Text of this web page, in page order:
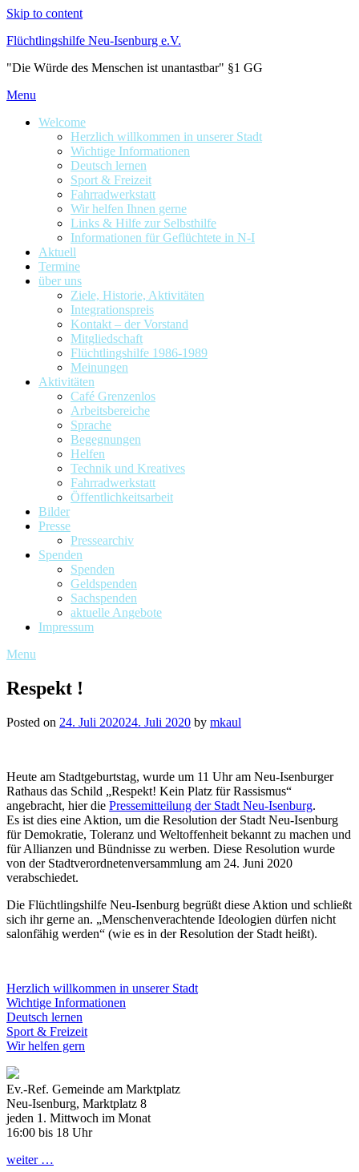
Skip to content
Flüchtlingshilfe Neu-Isenburg e.V.
"Die Würde des Menschen ist unantastbar" §1 GG
Menu
Welcome
Herzlich willkommen in unserer Stadt
Wichtige Informationen
Deutsch lernen
Sport & Freizeit
Fahrradwerkstatt
Wir helfen Ihnen gerne
Links & Hilfe zur Selbsthilfe
Informationen für Geflüchtete in N-I
Aktuell
Termine
über uns
Ziele, Historie, Aktivitäten
Integrationspreis
Kontakt – der Vorstand
Mitgliedschaft
Flüchtlingshilfe 1986-1989
Meinungen
Aktivitäten
Café Grenzenlos
Arbeitsbereiche
Sprache
Begegnungen
Helfen
Technik und Kreatives
Fahrradwerkstatt
Öffentlichkeitsarbeit
Bilder
Presse
Pressearchiv
Spenden
Spenden
Geldspenden
Sachspenden
aktuelle Angebote
Impressum
Menu
Respekt !
Posted on 24. Juli 202024. Juli 2020 by mkaul
Heute am Stadtgeburtstag, wurde um 11 Uhr am Neu-Isenburger
Rathaus das Schild „Respekt! Kein Platz für Rassismus“
angebracht, hier die Pressemitteilung der Stadt Neu-Isenburg.
Es ist dies eine Aktion, um die Resolution der Stadt Neu-Isenburg
für Demokratie, Toleranz und Weltoffenheit bekannt zu machen und
für Allianzen und Bündnisse zu werben. Diese Resolution wurde
von der Stadtverordnetenversammlung am 24. Juni 2020
verabschiedet.
Die Flüchtlingshilfe Neu-Isenburg begrüßt diese Aktion und schließt
sich ihr gerne an. „Menschenverachtende Ideologien dürfen nicht
salonfähig werden“ (wie es in der Resolution der Stadt heißt).
Herzlich willkommen in unserer Stadt
Wichtige Informationen
Deutsch lernen
Sport & Freizeit
Wir helfen gern
Ev.-Ref. Gemeinde am Marktplatz
Neu-Isenburg, Marktplatz 8
jeden 1. Mittwoch im Monat
16:00 bis 18 Uhr
weiter …